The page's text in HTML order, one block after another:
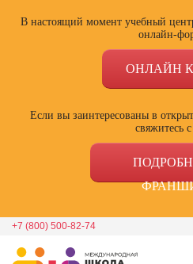
В настоящий момент учебный
онлайн-
ОНЛАЙН
Если вы заинтересованы в
свяжитесь
+7 (800) 500-82-74